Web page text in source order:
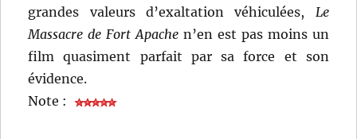
grandes valeurs d’exaltation véhiculées, Le
Massacre de Fort Apache n’en est pas moins un
film quasiment parfait par sa force et son
évidence.
Note :